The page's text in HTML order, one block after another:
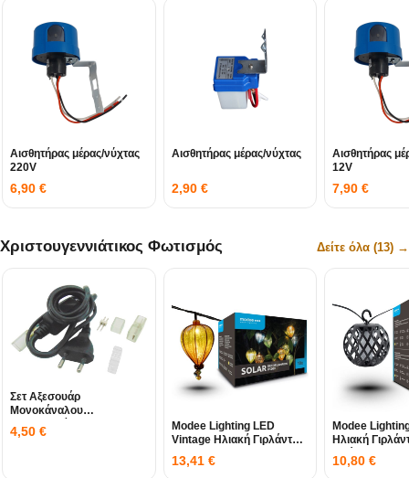
Αισθητήρας μέρας/νύχτας
220V
6,90 €
Αισθητήρας μέρας/νύχτας
2,90 €
Αισθητήρας
12V
7,90€
Χριστουγεννιάτικος Φωτισμός Δείτε όλα (13) →
Σετ Αξεσουάρ
Μονοκάναλου
Φωτοσωλήνα LED FLAT
SMD3528 SGR
4,50 €
Modee Lighting LED
Vintage Ηλιακή Γιρλάντα
10db 4,9m
13,41 €
Modee
Ηλιακή
Φλόγας
10,80€